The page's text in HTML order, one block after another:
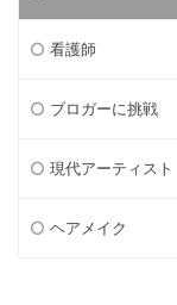
看護師
ブロガーに挑戦
現代アーティスト
ヘアメイク